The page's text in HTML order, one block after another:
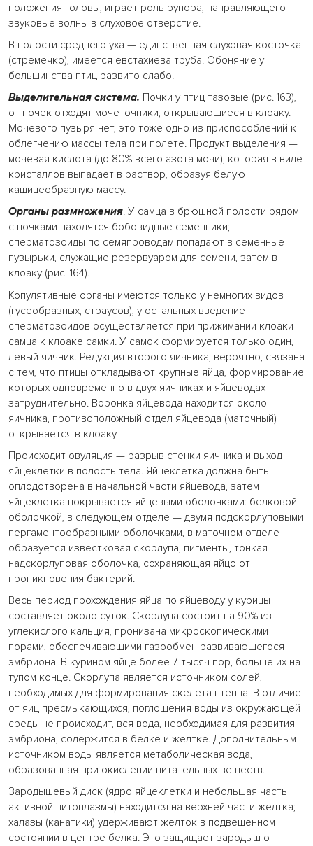
положения головы, играет роль рупора, направляющего
звуковые волны в слуховое отверстие.
В полости среднего уха — единственная слуховая косточка
(стремечко), имеется евстахиева труба. Обоняние у
большинства птиц развито слабо.
Выделительная система. Почки у птиц тазовые (рис. 163),
от почек отходят мочеточники, открывающиеся в клоаку.
Мочевого пузыря нет, это тоже одно из приспособлений к
облегчению массы тела при полете. Продукт выделения —
мочевая кислота (до 80% всего азота мочи), которая в виде
кристаллов выпадает в раствор, образуя белую
кашицеобразную массу.
Органы размножения. У самца в брюшной полости рядом
с почками находятся бобовидные семенники;
сперматозоиды по семяпроводам попадают в семенные
пузырьки, служащие резервуаром для семени, затем в
клоаку (рис. 164).
Копулятивные органы имеются только у немногих видов
(гусеобразных, страусов), у остальных введение
сперматозоидов осуществляется при прижимании клоаки
самца к клоаке самки. У самок формируется только один,
левый яичник. Редукция второго яичника, вероятно, связана
с тем, что птицы откладывают крупные яйца, формирование
которых одновременно в двух яичниках и яйцеводах
затруднительно. Воронка яйцевода находится около
яичника, противоположный отдел яйцевода (маточный)
открывается в клоаку.
Происходит овуляция — разрыв стенки яичника и выход
яйцеклетки в полость тела. Яйцеклетка должна быть
оплодотворена в начальной части яйцевода, затем
яйцеклетка покрывается яйцевыми оболочками: белковой
оболочкой, в следующем отделе — двумя подскорлуповыми
пергаментообразными оболочками, в маточном отделе
образуется известковая скорлупа, пигменты, тонкая
надскорлуповая оболочка, сохраняющая яйцо от
проникновения бактерий.
Весь период прохождения яйца по яйцеводу у курицы
составляет около суток. Скорлупа состоит на 90% из
углекислого кальция, пронизана микроскопическими
порами, обеспечивающими газообмен развивающегося
эмбриона. В курином яйце более 7 тысяч пор, больше их на
тупом конце. Скорлупа является источником солей,
необходимых для формирования скелета птенца. В отличие
от яиц пресмыкающихся, поглощения воды из окружающей
среды не происходит, вся вода, необходимая для развития
эмбриона, содержится в белке и желтке. Дополнительным
источником воды является метаболическая вода,
образованная при окислении питательных веществ.
Зародышевый диск (ядро яйцеклетки и небольшая часть
активной цитоплазмы) находится на верхней части желтка;
халазы (канатики) удерживают желток в подвешенном
состоянии в центре белка. Это защищает зародыш от